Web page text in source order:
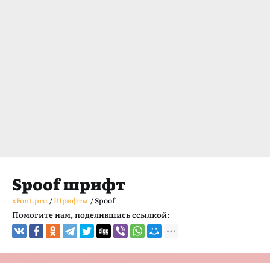
Spoof шрифт
xFont.pro /Шрифты /Spoof
Помогите нам, поделившись ссылкой: